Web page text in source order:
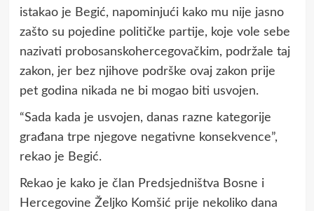
istakao je Begić, napominjući kako mu nije jasno
zašto su pojedine političke partije, koje vole sebe
nazivati probosanskohercegovačkim, podržale taj
zakon, jer bez njihove podrške ovaj zakon prije
pet godina nikada ne bi mogao biti usvojen.
“Sada kada je usvojen, danas razne kategorije
građana trpe njegove negativne konsekvence”,
rekao je Begić.
Rekao je kako je član Predsjedništva Bosne i
Hercegovine Željko Komšić prije nekoliko dana